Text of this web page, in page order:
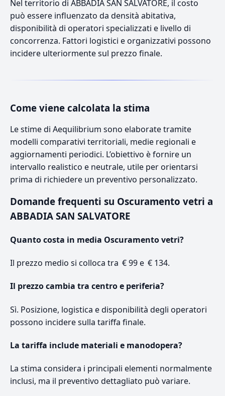
Nel territorio di ABBADIA SAN SALVATORE, il costo
può essere influenzato da densità abitativa,
disponibilità di operatori specializzati e livello di
concorrenza. Fattori logistici e organizzativi possono
incidere ulteriormente sul prezzo finale.
Come viene calcolata la stima
Le stime di Aequilibrium sono elaborate tramite
modelli comparativi territoriali, medie regionali e
aggiornamenti periodici. L’obiettivo è fornire un
intervallo realistico e neutrale, utile per orientarsi
prima di richiedere un preventivo personalizzato.
Domande frequenti su Oscuramento vetri a
ABBADIA SAN SALVATORE
Quanto costa in media Oscuramento vetri?
Il prezzo medio si colloca tra € 99 e € 134.
Il prezzo cambia tra centro e periferia?
Sì. Posizione, logistica e disponibilità degli operatori
possono incidere sulla tariffa finale.
La tariffa include materiali e manodopera?
La stima considera i principali elementi normalmente
inclusi, ma il preventivo dettagliato può variare.